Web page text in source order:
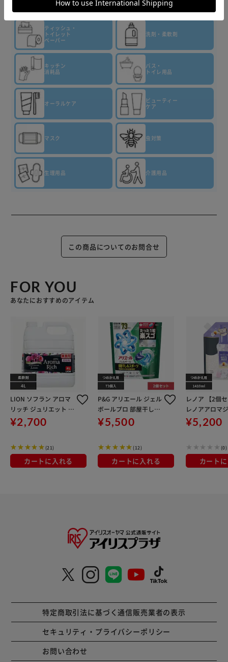
通常※の約3.3倍。 約4ヶ月使える
※アロマジュエル通常サイズ（420mL）1週間に2回、3kg
の洗濯（本品36mL使用で）
▼その他 商品はこちら▼
ティッシュ・
トイレット
ペーパー
洗剤・柔軟剤
キッチン
消耗品
バス・
トイレ用品
オーラルケア
ビューティー
ケア
マスク 虫対策
生理用品 介護用品
この商品についてのお問合せ
FOR YOU
あなたにおすすめのアイテム
LION ソフラン アロマ
リッチ ジュリエット 4
L
¥2,700
(21)
カートに入れる
P&G アリエール ジェル
ボールプロ 部屋干し用
つめかえ 超メガジャン
ボサイズ 73個入 2個セ
¥5,500
(12)
カートに入れる
レノア 【2個
レノアアロマ
ホワイトムス
つめかえ用超
¥5,200
(0)
カート
特定商取引法に基づく通信販売業者の表示
セキュリティ・プライバシーポリシー
お問い合わせ